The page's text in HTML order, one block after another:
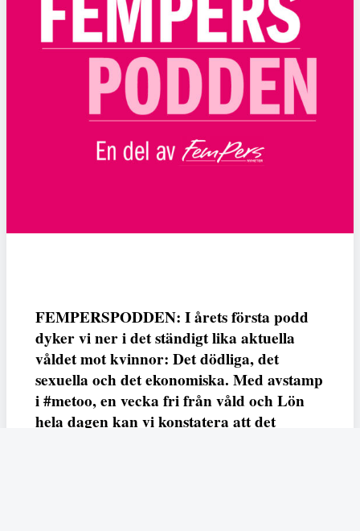
FEMPERSPODDEN: I årets första podd
dyker vi ner i det ständigt lika aktuella
våldet mot kvinnor: Det dödliga, det
sexuella och det ekonomiska. Med avstamp
i #metoo, en vecka fri från våld och Lön
hela dagen kan vi konstatera att det